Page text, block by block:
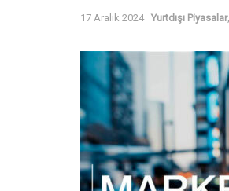
17 Aralık 2024 Yurtdışı Piyasalar,